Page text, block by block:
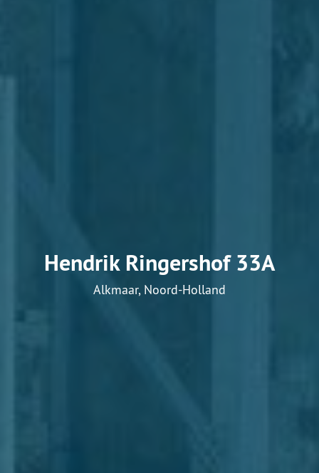
Hendrik Ringershof 33A
Alkmaar, Noord-Holland